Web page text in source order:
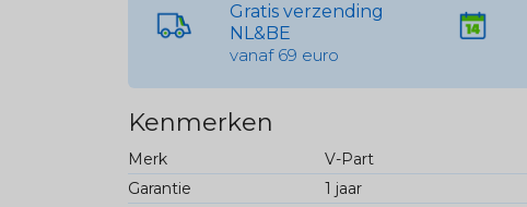
Gratis verzending
NL&BE
vanaf 69 euro
Kenmerken
Merk
V-Part
Garantie
1 jaar